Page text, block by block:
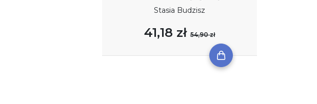
Stasia Budzisz
41,18 zł54,90 zł